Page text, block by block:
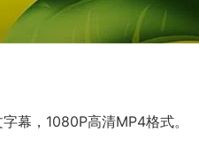
幕，1080P高清MP4格式。